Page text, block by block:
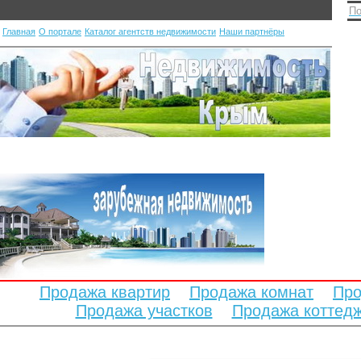
Главная О портале Каталог агентств недвижимости Наши партнёры
Продажа квартир Продажа комнат
Продажа участков
Продажа